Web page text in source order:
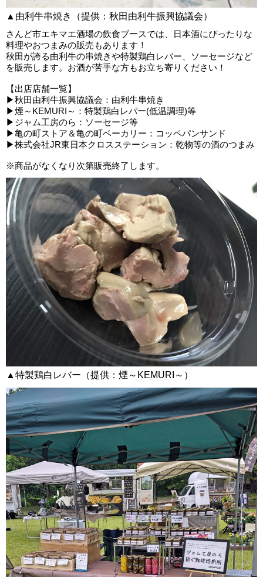
▲由利牛串焼き（提供：秋田由利牛振興協議会）
さんど市エキマエ酒場の飲食ブースでは、日本酒にぴったりな
料理やおつまみの販売もあります！
秋田が誇る由利牛の串焼きや特製鶏白レバー、ソーセージなど
を販売します。お酒が苦手な方もお立ち寄りください！
【出店店舗一覧】
▶秋田由利牛振興協議会：由利牛串焼き
▶煙～KEMURI～：特製鶏白レバー(低温調理)等
▶ジャム工房のら：ソーセージ等
▶亀の町ストア＆亀の町ベーカリー：コッペパンサンド
▶株式会社JR東日本クロスステーション：乾物等の酒のつまみ
※商品がなくなり次第販売終了します。
▲特製鶏白レバー（提供：煙～KEMURI～）